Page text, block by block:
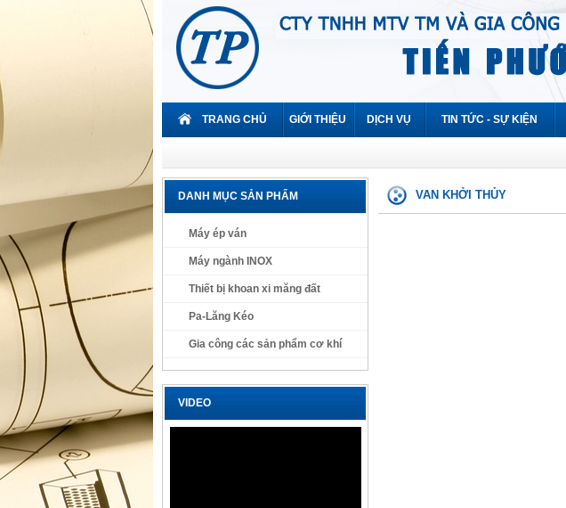
TRANG CHỦ GIỚI THIỆU DỊCH VỤ TIN TỨC - SỰ KIỆN
DANH MỤC SẢN PHẨM
Máy ép ván
Máy ngành INOX
Thiết bị khoan xi măng đất
Pa-Lăng Kéo
Gia công các sản phẩm cơ khí
VIDEO
VAN KHỞI THỦY